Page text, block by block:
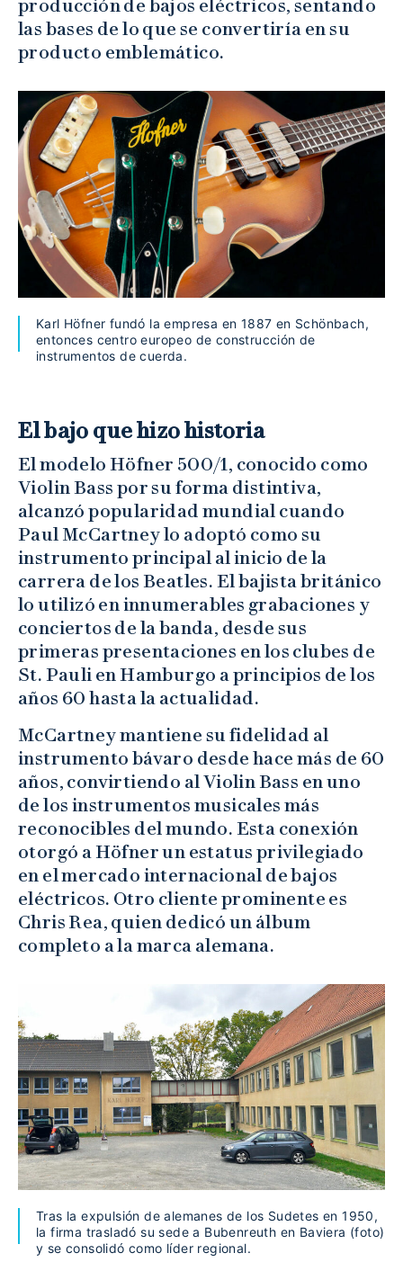
producción de bajos eléctricos, sentando
las bases de lo que se convertiría en su
producto emblemático.
Karl Höfner fundó la empresa en 1887 en Schönbach,
entonces centro europeo de construcción de
instrumentos de cuerda.
El bajo que hizo historia
El modelo Höfner 500/1, conocido como
Violin Bass por su forma distintiva,
alcanzó popularidad mundial cuando
Paul McCartney lo adoptó como su
instrumento principal al inicio de la
carrera de los Beatles. El bajista británico
lo utilizó en innumerables grabaciones y
conciertos de la banda, desde sus
primeras presentaciones en los clubes de
St. Pauli en Hamburgo a principios de los
años 60 hasta la actualidad.
McCartney mantiene su fidelidad al
instrumento bávaro desde hace más de 60
años, convirtiendo al Violin Bass en uno
de los instrumentos musicales más
reconocibles del mundo. Esta conexión
otorgó a Höfner un estatus privilegiado
en el mercado internacional de bajos
eléctricos. Otro cliente prominente es
Chris Rea, quien dedicó un álbum
completo a la marca alemana.
Tras la expulsión de alemanes de los Sudetes en 1950,
la firma trasladó su sede a Bubenreuth en Baviera (foto)
y se consolidó como líder regional.